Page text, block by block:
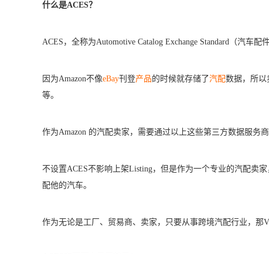
什么是ACES？
ACES，全称为Automotive Catalog Exchange Standard（汽车
因为Amazon不像eBay刊登产品的时候就存储了汽配数据，所以
等。
作为Amazon 的汽配卖家，需要通过以上这些第三方数据服务
不设置ACES不影响上架Listing，但是作为一个专业的汽配卖
配他的汽车。
作为无论是工厂、贸易商、卖家，只要从事跨境汽配行业，那